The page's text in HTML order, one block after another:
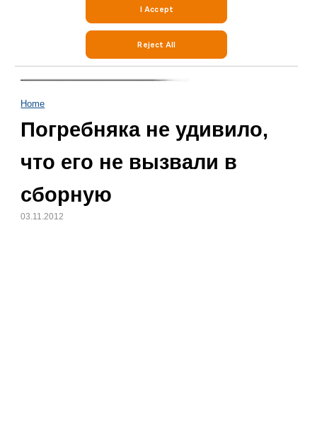
Home
Погребняка не удивило,
что его не вызвали в
сборную
03.11.2012